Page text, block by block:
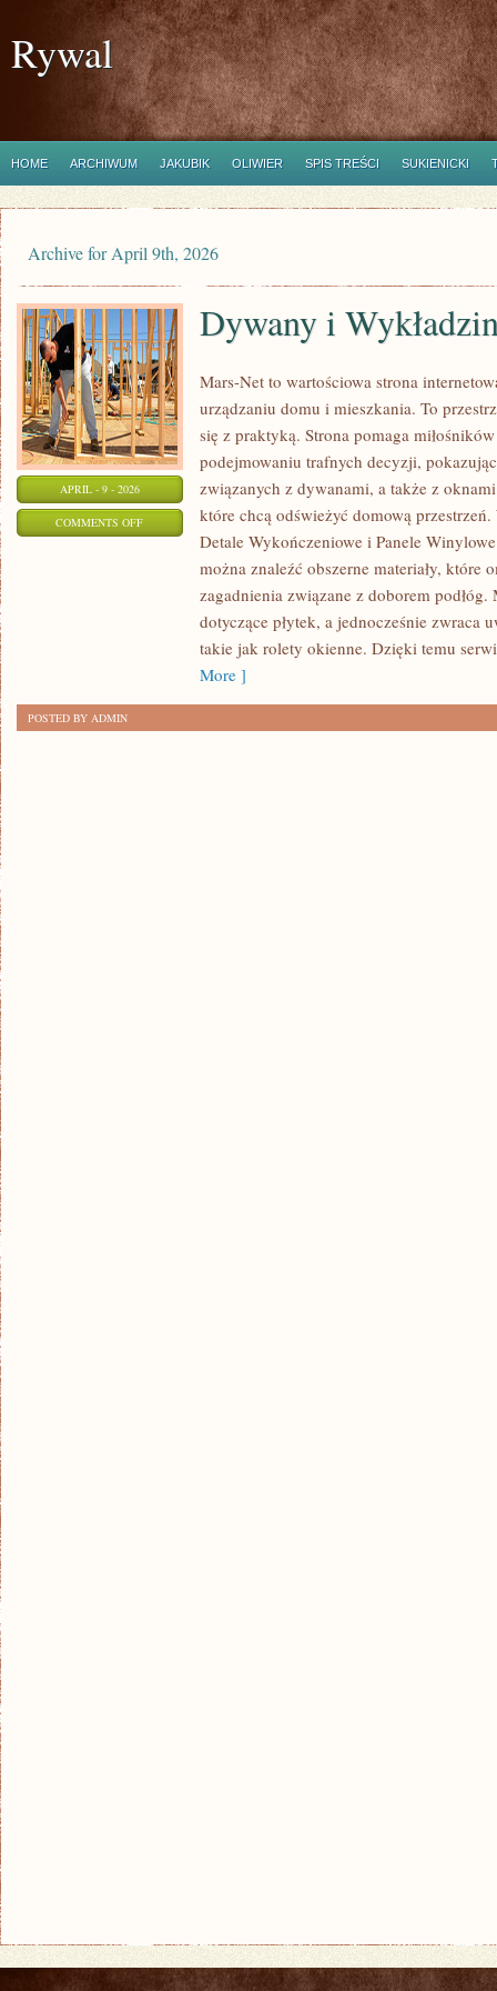
Rywal
HOME ARCHIWUM JAKUBIK OLIWIER SPIS TREŚCI SUKIENICKI
Archive for April 9th, 2026
APRIL - 9 - 2026
COMMENTS OFFON
WYKŁADZINY
Dywany i
Mars-Net to wartościowa strona
urządzaniu domu i mieszkania. To
się z praktyką. Strona pomaga
podejmowaniu trafnych decyzji,
związanych z dywanami, a także z
które chcą odświeżyć domową
Detale Wykończeniowe i Panele
można znaleźć obszerne materiały, które
zagadnienia związane z doborem
dotyczące płytek, a jednocześnie zwraca
takie jak rolety okienne. Dzięki temu
More ]
POSTED BY ADMIN